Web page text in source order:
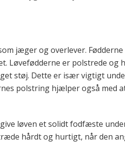
jæger og overlever.
Løvefødderne er polstrede og
støj. Dette er især vigtigt
polstring hjælper også med
løven et solidt fodfæste
hårdt og hurtigt, når den